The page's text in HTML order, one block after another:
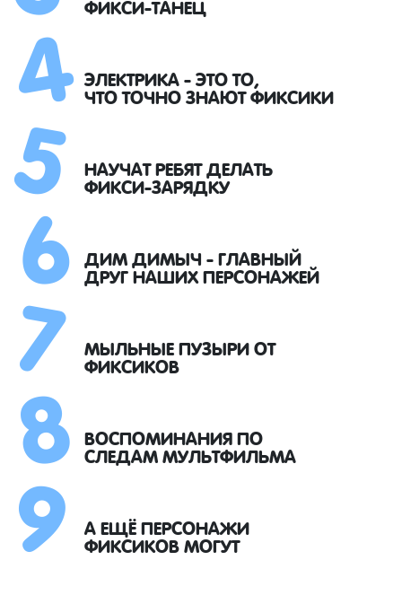
ЭЛЕКТРИКА - ЭТО ТО,
ЧТО ТОЧНО ЗНАЮТ ФИКСИКИ
НАУЧАТ РЕБЯТ ДЕЛАТЬ
ФИКСИ-ЗАРЯДКУ
ДИМ ДИМЫЧ - ГЛАВНЫЙ
ДРУГ НАШИХ ПЕРСОНАЖЕЙ
МЫЛЬНЫЕ ПУЗЫРИ ОТ
ФИКСИКОВ
ВОСПОМИНАНИЯ ПО
СЛЕДАМ МУЛЬТФИЛЬМА
А ЕЩЁ ПЕРСОНАЖИ
ФИКСИКОВ МОГУТ